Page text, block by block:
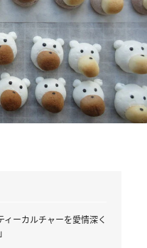
ィーカルチャーを愛情深く